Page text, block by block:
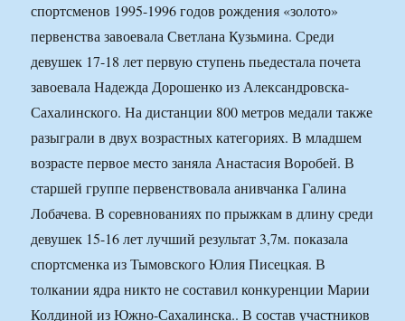
спортсменов 1995-1996 годов рождения «золото»
первенства завоевала Светлана Кузьмина. Среди
девушек 17-18 лет первую ступень пьедестала почета
завоевала Надежда Дорошенко из Александровска-
Сахалинского. На дистанции 800 метров медали также
разыграли в двух возрастных категориях. В младшем
возрасте первое место заняла Анастасия Воробей. В
старшей группе первенствовала анивчанка Галина
Лобачева. В соревнованиях по прыжкам в длину среди
девушек 15-16 лет лучший результат 3,7м. показала
спортсменка из Тымовского Юлия Писецкая. В
толкании ядра никто не составил конкуренции Марии
Колдиной из Южно-Сахалинска.. В состав участников